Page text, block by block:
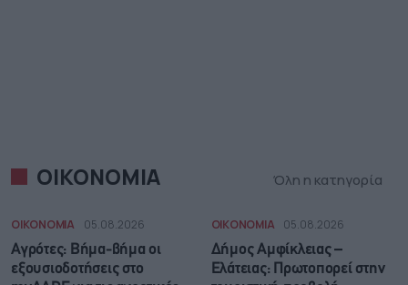
ΟΙΚΟΝΟΜΙΑ Όλη η κατηγορία
ΟΙΚΟΝΟΜΙΑ 05.08.2026
Αγρότες: Βήμα-βήμα οι
εξουσιοδοτήσεις στο
ΟΙΚΟΝΟΜΙΑ 05.08.2026
Δήμος Αμφίκλειας –
Ελάτειας: Πρωτοπορεί στην